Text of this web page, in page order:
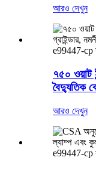
আরও দেখুন
e99447-cp
৭৫০ ওয়াট
বৈদ্যুতিক
আরও দেখুন
e99447-cp